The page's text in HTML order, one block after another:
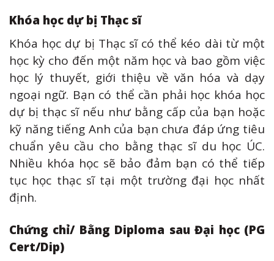
Khóa học dự bị Thạc sĩ
Khóa học dự bị Thạc sĩ có thể kéo dài từ một
học kỳ cho đến một năm học và bao gồm việc
học lý thuyết, giới thiệu về văn hóa và dạy
ngoại ngữ. Bạn có thể cần phải học khóa học
dự bị thạc sĩ nếu như bằng cấp của bạn hoặc
kỹ năng tiếng Anh của bạn chưa đáp ứng tiêu
chuẩn yêu cầu cho bằng thạc sĩ du học ÚC.
Nhiều khóa học sẽ bảo đảm bạn có thể tiếp
tục học thạc sĩ tại một trường đại học nhất
định.
Chứng chỉ/ Bằng Diploma sau Đại học (PG
Cert/Dip)